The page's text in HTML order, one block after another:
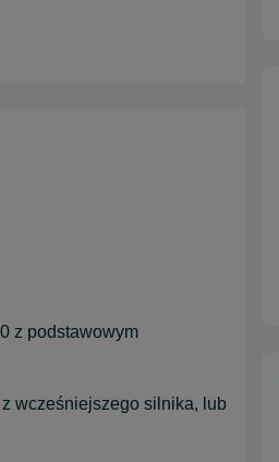
z podstawowym
wcześniejszego silnika, lub